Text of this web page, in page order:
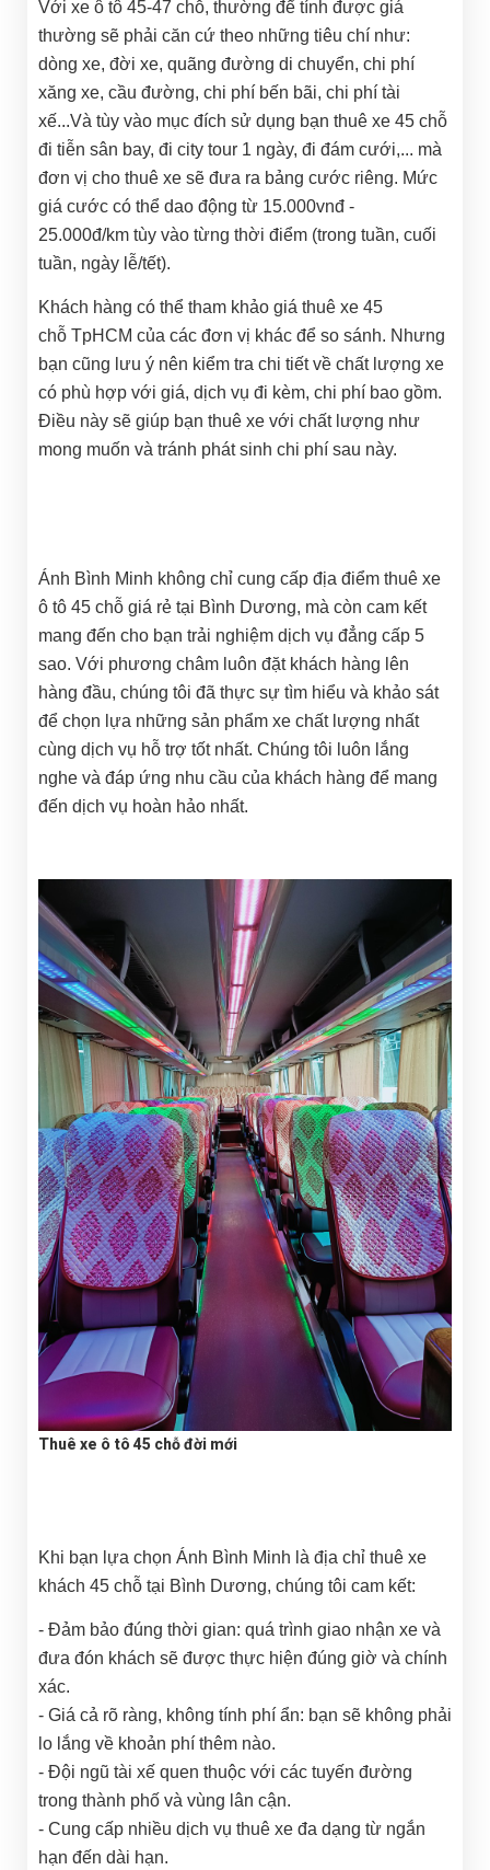
Với xe ô tô 45-47 chỗ, thường để tính được giá
thường sẽ phải căn cứ theo những tiêu chí như:
dòng xe, đời xe, quãng đường di chuyển, chi phí
xăng xe, cầu đường, chi phí bến bãi, chi phí tài
xế...Và tùy vào mục đích sử dụng bạn thuê xe 45 chỗ
đi tiễn sân bay, đi city tour 1 ngày, đi đám cưới,... mà
đơn vị cho thuê xe sẽ đưa ra bảng cước riêng. Mức
giá cước có thể dao động từ 15.000vnđ -
25.000đ/km tùy vào từng thời điểm (trong tuần, cuối
tuần, ngày lễ/tết).
Khách hàng có thể tham khảo giá thuê xe 45
chỗ TpHCM của các đơn vị khác để so sánh. Nhưng
bạn cũng lưu ý nên kiểm tra chi tiết về chất lượng xe
có phù hợp với giá, dịch vụ đi kèm, chi phí bao gồm.
Điều này sẽ giúp bạn thuê xe với chất lượng như
mong muốn và tránh phát sinh chi phí sau này.
Ánh Bình Minh không chỉ cung cấp địa điểm thuê xe
ô tô 45 chỗ giá rẻ tại Bình Dương, mà còn cam kết
mang đến cho bạn trải nghiệm dịch vụ đẳng cấp 5
sao. Với phương châm luôn đặt khách hàng lên
hàng đầu, chúng tôi đã thực sự tìm hiểu và khảo sát
để chọn lựa những sản phẩm xe chất lượng nhất
cùng dịch vụ hỗ trợ tốt nhất. Chúng tôi luôn lắng
nghe và đáp ứng nhu cầu của khách hàng để mang
đến dịch vụ hoàn hảo nhất.
Thuê xe ô tô 45 chỗ đời mới
Khi bạn lựa chọn Ánh Bình Minh là địa chỉ thuê xe
khách 45 chỗ tại Bình Dương, chúng tôi cam kết:
- Đảm bảo đúng thời gian: quá trình giao nhận xe và
đưa đón khách sẽ được thực hiện đúng giờ và chính
xác.
- Giá cả rõ ràng, không tính phí ẩn: bạn sẽ không phải
lo lắng về khoản phí thêm nào.
- Đội ngũ tài xế quen thuộc với các tuyến đường
trong thành phố và vùng lân cận.
- Cung cấp nhiều dịch vụ thuê xe đa dạng từ ngắn
hạn đến dài hạn.